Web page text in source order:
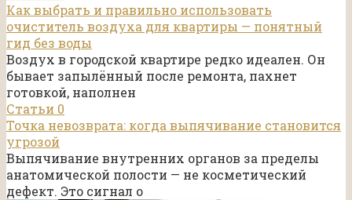
Как выбрать и правильно использовать
очиститель воздуха для квартиры — понятный
гид без воды
Воздух в городской квартире редко идеален. Он
бывает запылённый после ремонта, пахнет
готовкой, наполнен
Статьи 0
Точка невозврата: когда выпячивание становится
угрозой
Выпячивание внутренних органов за пределы
анатомической полости — не косметический
дефект. Это сигнал о